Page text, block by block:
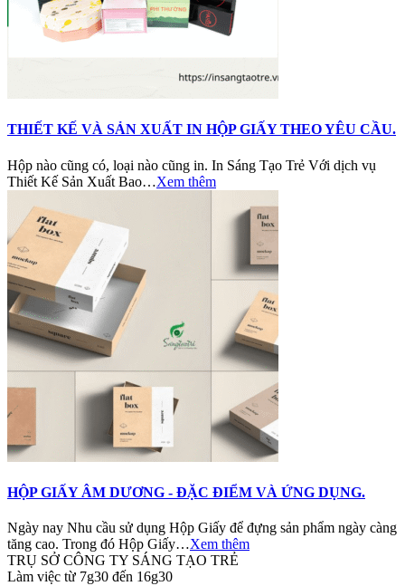
THIẾT KẾ VÀ SẢN XUẤT IN HỘP GIẤY THEO YÊU CẦU.
Hộp nào cũng có, loại nào cũng in. In Sáng Tạo Trẻ Với dịch vụ
Thiết Kế Sản Xuất Bao…Xem thêm
HỘP GIẤY ÂM DƯƠNG - ĐẶC ĐIỂM VÀ ỨNG DỤNG.
Ngày nay Nhu cầu sử dụng Hộp Giấy để đựng sản phẩm ngày càng
tăng cao. Trong đó Hộp Giấy…Xem thêm
TRỤ SỞ CÔNG TY SÁNG TẠO TRẺ
Làm việc từ 7g30 đến 16g30